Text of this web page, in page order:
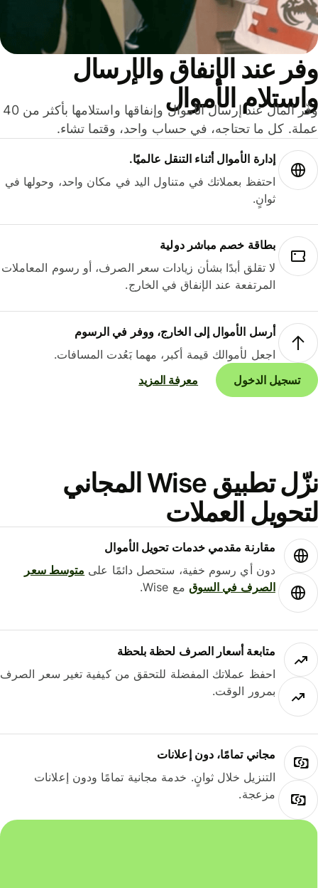
عند الإنفاق والإرسال
الأموال
وفّر المال عند إرسال الأموال وإنفاقها واستلامها بأكثر من 40
كل ما تحتاجه، في حساب واحد، وقتما تشاء.
إدارة الأموال أثناء التنقل عالميًا.
احتفظ بعملاتك في متناول اليد في مكان واحد، وحولها في
ثوانٍ.
بطاقة خصم مباشر دولية
لا تقلق أبدًا بشأن زيادات سعر الصرف، أو رسوم المعاملات
المرتفعة عند الإنفاق في الخارج.
أرسل الأموال إلى الخارج، ووفر في الرسوم
اجعل لأموالك قيمة أكبر، مهما بَعُدت المسافات.
تسجيل الدخول
معرفة المزيد
نزّل تطبيق Wise المجاني
العملات
مقارنة مقدمي خدمات تحويل الأموال
دون أي رسوم خفية، ستحصل دائمًا علىمتوسط ​​سعر
الصرف في السوقمع Wise.
متابعة أسعار الصرف لحظة بلحظة
احفظ عملاتك المفضلة للتحقق من كيفية تغير سعر الصرف
بمرور الوقت.
مجاني تمامًا، دون إعلانات
التنزيل خلال ثوانٍ. خدمة مجانية تمامًا ودون إعلانات
مزعجة.